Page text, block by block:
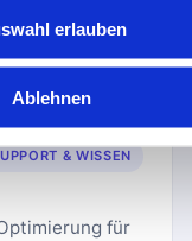
erlauben
Ablehnen
Zum Tool
& WISSEN
für